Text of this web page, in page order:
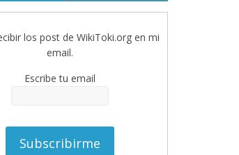
los post de WikiToki.org en mi
email.
Escribe tu email